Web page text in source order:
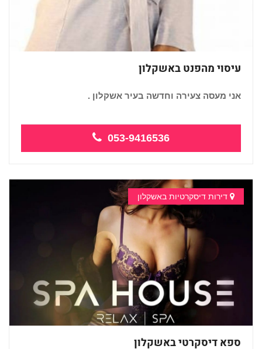
עיסוי מהפנט באשקלון
אני מעסה צעירה וחדשה בעיר אשקלון .
053-9416536
דירות דיסקרטיות באשקלון
ספא דיסקרטי באשקלון